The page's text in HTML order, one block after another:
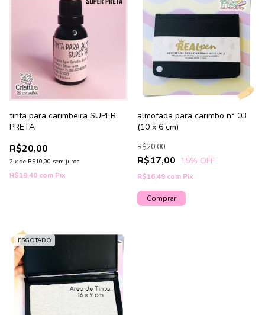
tinta para carimbeira SUPER
PRETA
R$20,00
2 x de R$10,00 sem juros
R$19,40 com Pix
almofada para carimbo n° 03
(10 x 6 cm)
R$17,00
R$20,00
15% OFF
R$16,49 com Pix
Comprar
ESGOTADO